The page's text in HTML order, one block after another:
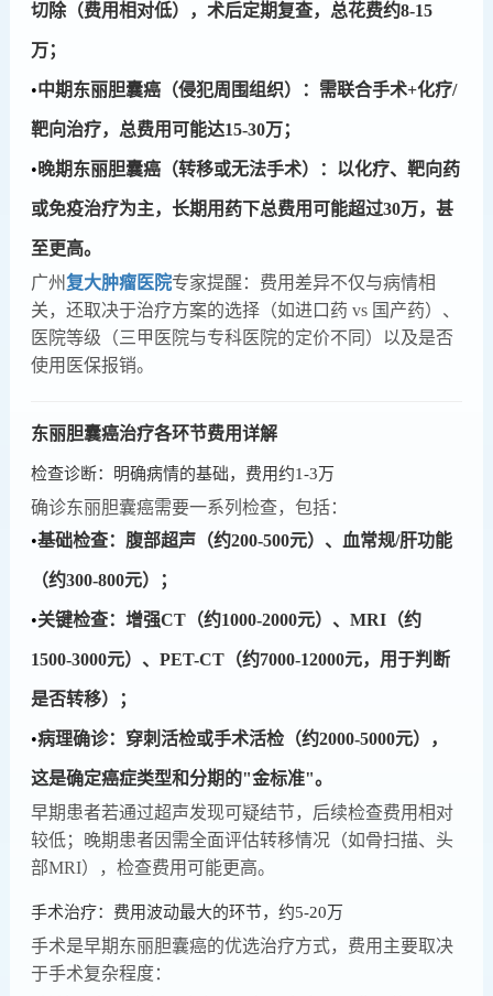
切除（费用相对低），术后定期复查，总花费约8-15
万；
•​​中期东丽胆囊癌（侵犯周围组织）​​：需联合手术+化疗/
靶向治疗，总费用可能达15-30万；
• ​​晚期东丽胆囊癌（转移或无法手术）​​：以化疗、靶向药
或免疫治疗为主，长期用药下总费用可能超过30万，甚
至更高。
广州复大肿瘤医院专家提醒：费用差异不仅与病情相
关，还取决于治疗方案的选择（如进口药 vs 国产药）、
医院等级（三甲医院与专科医院的定价不同）以及是否
使用医保报销。
东丽胆囊癌治疗各环节费用详解
检查诊断：明确病情的基础，费用约1-3万
确诊东丽胆囊癌需要一系列检查，包括：
•​​基础检查​​：腹部超声（约200-500元）、血常规/肝功能
（约300-800元）；
•​​关键检查​​：增强CT（约1000-2000元）、MRI（约
1500-3000元）、PET-CT（约7000-12000元，用于判断
是否转移）；
•​​病理确诊​​：穿刺活检或手术活检（约2000-5000元），
这是确定癌症类型和分期的"金标准"。
早期患者若通过超声发现可疑结节，后续检查费用相对
较低；晚期患者因需全面评估转移情况（如骨扫描、头
部MRI），检查费用可能更高。
手术治疗：费用波动最大的环节，约5-20万
手术是早期东丽胆囊癌的优选治疗方式，费用主要取决
于手术复杂程度：